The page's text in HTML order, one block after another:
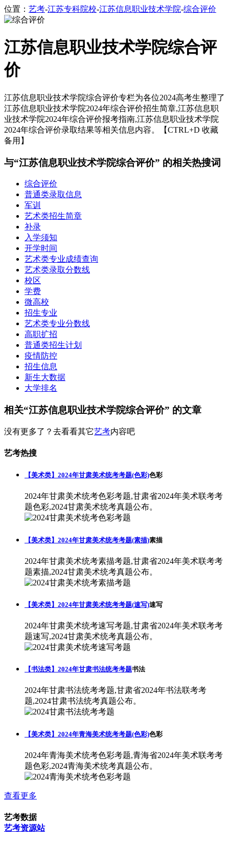
位置： 艺考-江苏专科院校-江苏信息职业技术学院-综合评价
江苏信息职业技术学院综合评
价
江苏信息职业技术学院综合评价专栏为各位2024高考生整理了
江苏信息职业技术学院2024年综合评价招生简章,江苏信息职
业技术学院2024年综合评价报考指南,江苏信息职业技术学院
2024年综合评价录取结果等相关信息内容。【CTRL+D 收藏
备用】
与“江苏信息职业技术学院综合评价” 的相关热搜词
综合评价
普通类录取信息
军训
艺术类招生简章
补录
入学须知
开学时间
艺术类专业成绩查询
艺术类录取分数线
校区
学费
微高校
招生专业
艺术类专业分数线
高职扩招
普通类招生计划
疫情防控
招生信息
新生大数据
大学排名
相关“江苏信息职业技术学院综合评价” 的文章
没有更多了？去看看其它艺考内容吧
艺考热搜
【美术类】2024年甘肃美术统考考题(色彩)色彩
2024年甘肃美术统考色彩考题,甘肃省2024年美术联考考
题色彩,2024甘肃美术统考真题公布。
【美术类】2024年甘肃美术统考考题(素描)素描
2024年甘肃美术统考素描考题,甘肃省2024年美术联考考
题素描,2024甘肃美术统考真题公布。
【美术类】2024年甘肃美术统考考题(速写)速写
2024年甘肃美术统考速写考题,甘肃省2024年美术联考考
题速写,2024甘肃美术统考真题公布。
【书法类】2024年甘肃书法统考考题书法
2024年甘肃书法统考考题,甘肃省2024年书法联考考
题,2024甘肃书法统考真题公布。
【美术类】2024年青海美术统考考题(色彩)色彩
2024年青海美术统考色彩考题,青海省2024年美术联考考
题色彩,2024青海美术统考真题公布。
查看更多
艺考数据
艺考资源站